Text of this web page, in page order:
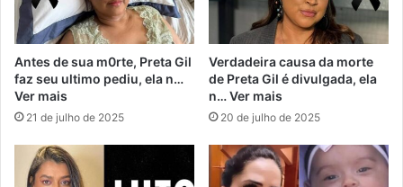
Antes de sua m0rte, Preta Gil
faz seu ultimo pediu, ela n…
Ver mais
21 de julho de 2025
Verdadeira causa da morte
de Preta Gil é divulgada, ela
n… Ver mais
20 de julho de 2025